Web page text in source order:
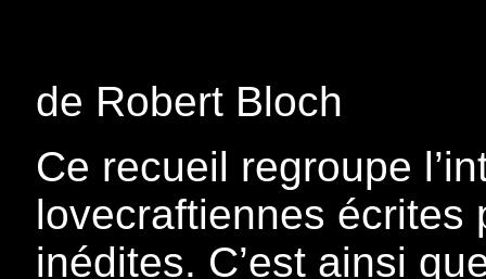
de Robert Bloch
Ce recueil regroupe
lovecraftiennes écrites
inédites. C’est ainsi